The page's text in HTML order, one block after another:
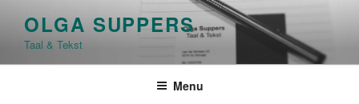
content
OLGA SUPPERS
Taal & Tekst
Menu